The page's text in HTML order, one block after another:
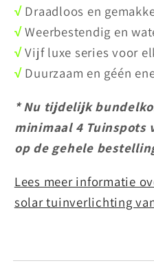
√ Draadloos en
√Weerbestendig en
√Vijf luxe series voor
√ Duurzaam en géén
* Nu tijdelijk
minimaal 4 Tuinspots
op de gehele
Lees meer informatie
solar tuinverlichting